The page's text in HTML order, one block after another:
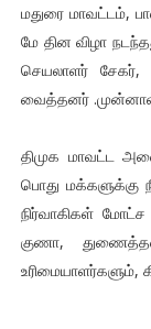
மதுரை மாவட்டம்,
மே தின விழா
செயலாளர்
வைத்தனர்
திமுக மாவட்ட
பொது மக்களுக்கு
நிர்வாகிகள்
குணா,